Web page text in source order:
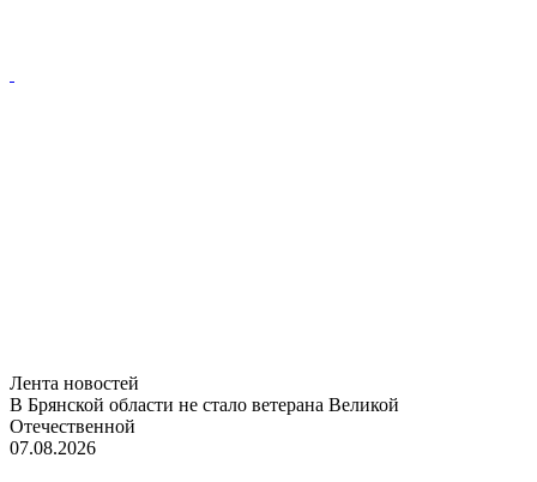
Лента новостей
В Брянской области не стало ветерана Великой
Отечественной
07.08.2026